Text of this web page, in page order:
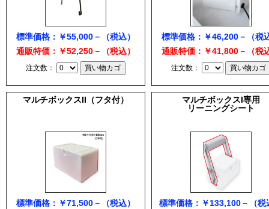
標準価格：￥55,000－（税込）
通販特価：￥52,250－（税込）
注文数：
標準価格：￥46,200－（税
通販特価：￥41,800－（税
注文数：
マルチボックスII（フタ付）
標準価格：￥71,500－（税込）
マルチボックスI専用
リーニングシート
標準価格：￥133,100－（税